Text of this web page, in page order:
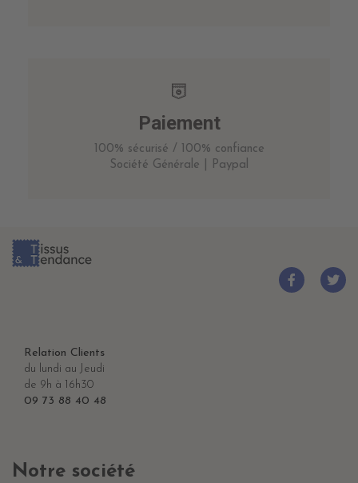
Paiement
100% sécurisé / 100% confiance
Société Générale | Paypal
Relation Clients
du lundi au Jeudi
de 9h à 16h30
09 73 88 40 48
Notre société